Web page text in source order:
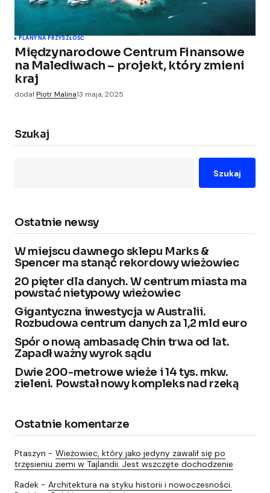
PLANY NA PRZYSZŁOŚĆ
Międzynarodowe Centrum Finansowe
na Malediwach – projekt, który zmieni
kraj
dodałPiotr Malina13 maja, 2025
Szukaj
Szukaj
Ostatnie newsy
W miejscu dawnego sklepu Marks &
Spencer ma stanąć rekordowy wieżowiec
20 pięter dla danych. W centrum miasta ma
powstać nietypowy wieżowiec
Gigantyczna inwestycja w Australii.
Rozbudowa centrum danych za 1,2 mld euro
Spór o nową ambasadę Chin trwa od lat.
Zapadł ważny wyrok sądu
Dwie 200-metrowe wieże i 14 tys. mkw.
zieleni. Powstał nowy kompleks nad rzeką
Ostatnie komentarze
Ptaszyn - Wieżowiec, który jako jedyny zawalił się po
trzęsieniu ziemi w Tajlandii. Jest wszczęte dochodzenie
Radek - Architektura na styku historii i nowoczesności.